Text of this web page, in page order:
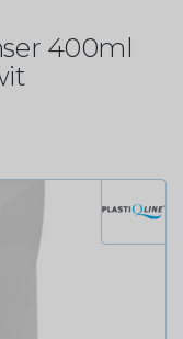
400ml